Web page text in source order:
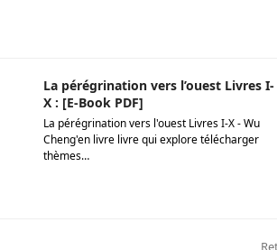
La pérégrination vers l’ouest Livres I-
X : [E-Book PDF]
La pérégrination vers l'ouest Livres I-X - Wu
Cheng'en livre livre qui explore télécharger
thèmes…